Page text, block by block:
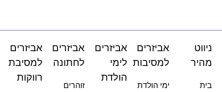
ניווט
מהיר
בית
אביזרים
למסיבות
ימי הולדת
אביזרים
לימי
הולדת
אביזרים
לחתונה
זוהרים
אביזרים
למסיבת
רווקות